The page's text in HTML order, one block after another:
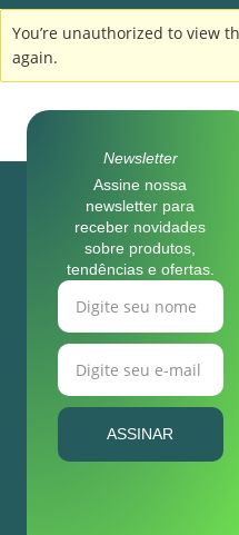
You’re unauthorized to view
again.
Newsletter
Assine nossa
newsletter para
receber novidades
sobre produtos,
tendências e ofertas.
ASSINAR